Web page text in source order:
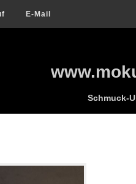
E-Mail
Schmuck-